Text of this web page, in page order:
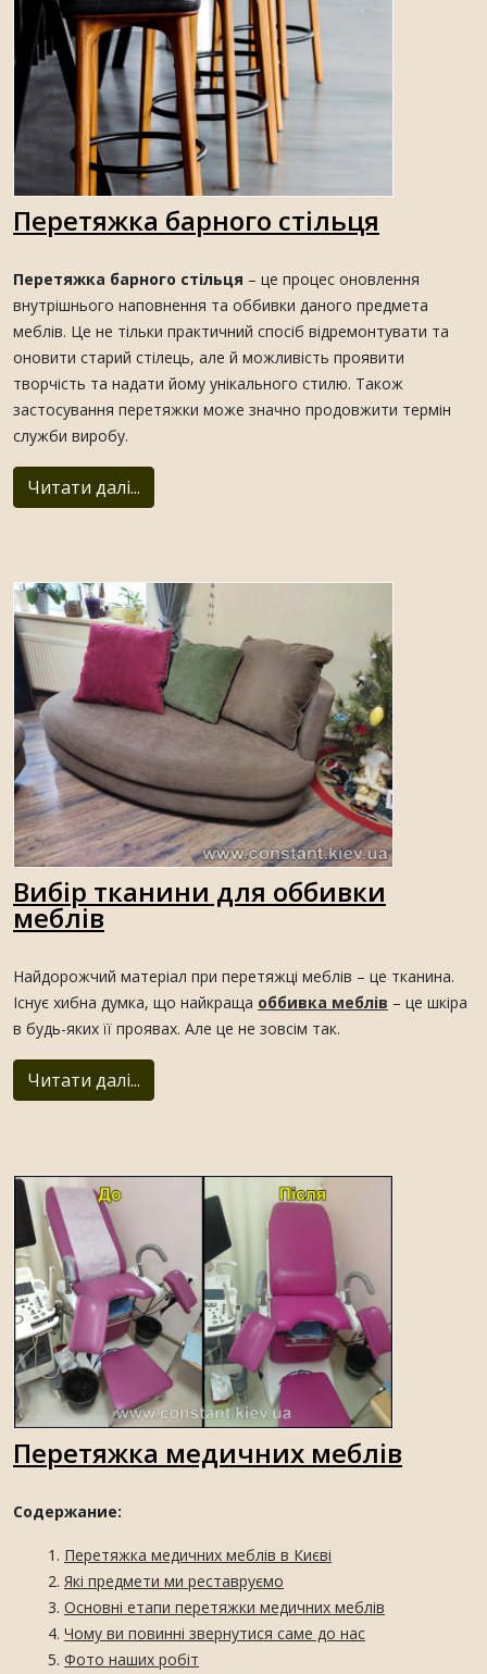
Перетяжка барного стільця
Перетяжка барного стільця – це процес оновлення
внутрішнього наповнення та оббивки даного предмета
меблів. Це не тільки практичний спосіб відремонтувати та
оновити старий стілець, але й можливість проявити
творчість та надати йому унікального стилю. Також
застосування перетяжки може значно продовжити термін
служби виробу.
Читати далі...
Вибір тканини для оббивки
меблів
Найдорожчий матеріал при перетяжці меблів – це тканина.
Існує хибна думка, що найкраща оббивка меблів – це шкіра
в будь-яких її проявах. Але це не зовсім так.
Читати далі...
Перетяжка медичних меблів
Содержание:
Перетяжка медичних меблів в Києві
Які предмети ми реставруємо
Основні етапи перетяжки медичних меблів
Чому ви повинні звернутися саме до нас
Фото наших робіт